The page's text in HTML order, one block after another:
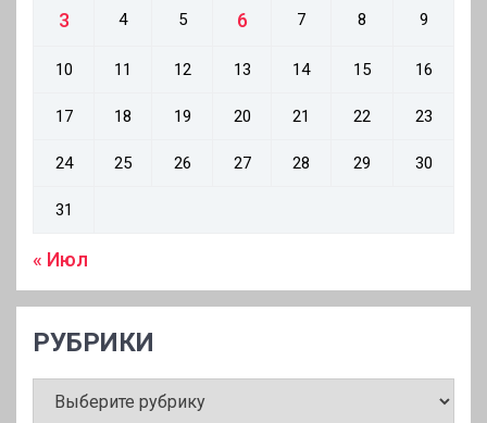
3 4 5 6 7 8 9
10 11 12 13 14 15 16
17 18 19 20 21 22 23
24 25 26 27 28 29 30
31
« Июл
РУБРИКИ